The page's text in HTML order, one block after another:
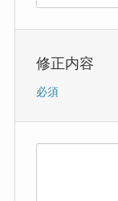
修正内容
必須